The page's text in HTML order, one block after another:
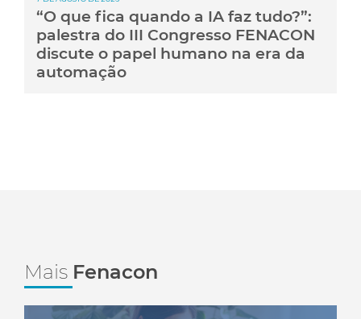
“O que fica quando a IA faz tudo?”:
palestra do III Congresso FENACON
discute o papel humano na era da
automação
Mais Fenacon